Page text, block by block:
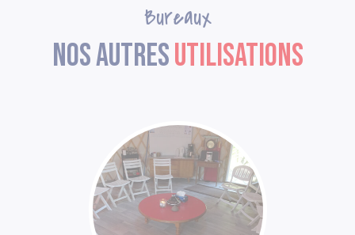
bureaux
Nos autresutilisations